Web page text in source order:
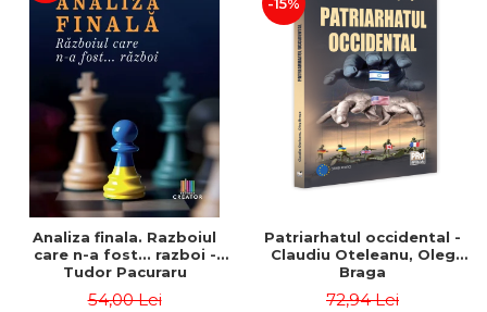
Analiza finala. Razboiul
care n-a fost... razboi -
Tudor Pacuraru
54,00 Lei
Patriarhatul occidental -
Claudiu Oteleanu, Oleg
Braga
72,94 Lei